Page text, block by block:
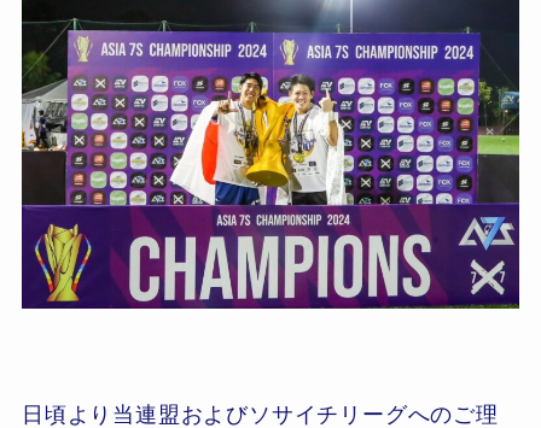
日頃より当連盟およびソサイチリーグへのご理